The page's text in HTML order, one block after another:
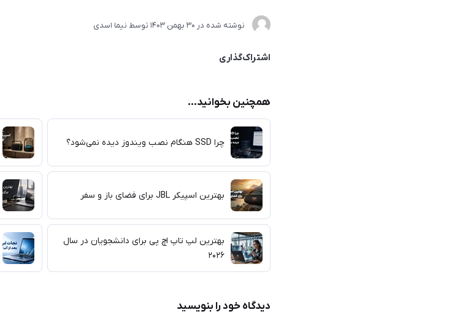
نوشته شده در 30 بهمن 1403 توسط نیما اسدی
اشتراک‌گذاری
همچنین بخوانید...
چرا SSD هنگام نصب ویندوز دیده نمی‌شود؟
بهترین اسپیکر JBL برای فضای باز و سفر
بهترین لپ تاپ اچ پی برای دانشجویان در سال
۲۰۲۶
دیدگاه خود را بنویسید